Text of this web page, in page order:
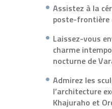
Assistez à la
poste-frontière
Laissez-vous
charme
nocturne de
Admirez les
l’architecture
Khajuraho et